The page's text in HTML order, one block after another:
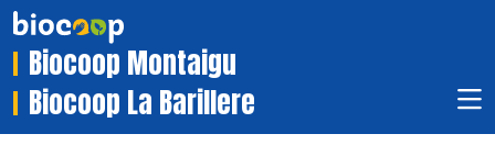
Biocoop Montaigu
Biocoop La Barillere